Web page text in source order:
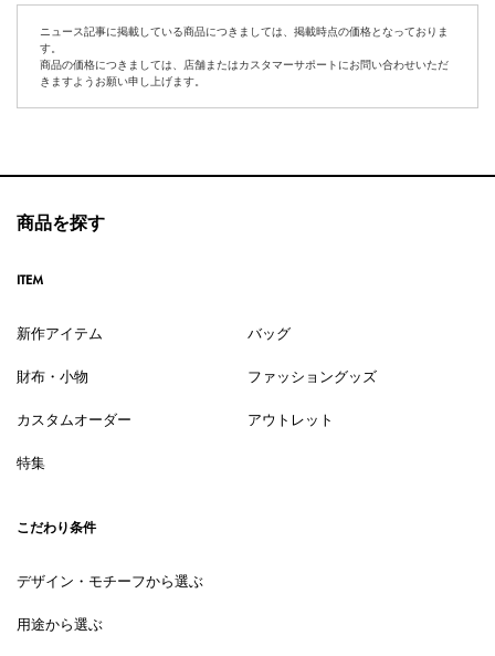
ニュース記事に掲載している商品につきましては、掲載時点の価格となっておりま
す。
商品の価格につきましては、店舗またはカスタマーサポートにお問い合わせいただ
きますようお願い申し上げます。
商品を探す
ITEM
新作アイテム バッグ
財布・小物 ファッショングッズ
カスタムオーダー アウトレット
特集
こだわり条件
デザイン・モチーフから選ぶ
用途から選ぶ